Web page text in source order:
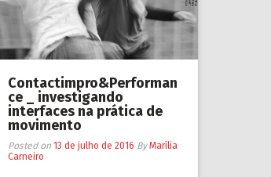
Contactimpro&Performan
ce _ investigando
interfaces na prática de
movimento
Posted on 13 de julho de 2016 ByMarília
Carneiro